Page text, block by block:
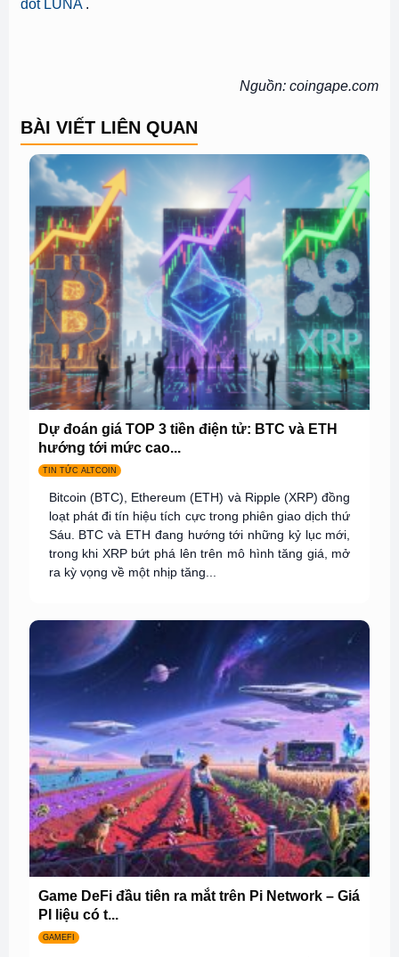
đốt LUNA.
Nguồn: coingape.com
BÀI VIẾT LIÊN QUAN
Dự đoán giá TOP 3 tiền điện tử: BTC và ETH
hướng tới mức cao...
TIN TỨC ALTCOIN
Bitcoin (BTC), Ethereum (ETH) và Ripple (XRP) đồng
loạt phát đi tín hiệu tích cực trong phiên giao dịch thứ
Sáu. BTC và ETH đang hướng tới những kỷ lục mới,
trong khi XRP bứt phá lên trên mô hình tăng giá, mở
ra kỳ vọng về một nhịp tăng...
Game DeFi đầu tiên ra mắt trên Pi Network – Giá
PI liệu có t...
GAMEFI